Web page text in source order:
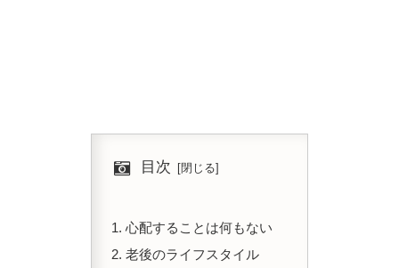
目次
心配することは何もない
老後のライフスタイル